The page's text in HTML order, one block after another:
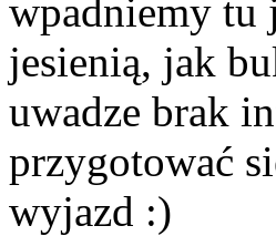
wpadniemy tu
jesienią, jak
uwadze brak
przygotować
wyjazd :)